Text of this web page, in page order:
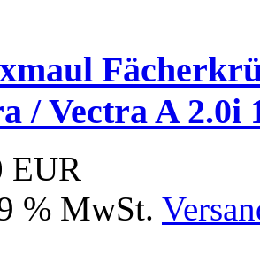
/ Vectra A 2.0i
EUR
% MwSt.